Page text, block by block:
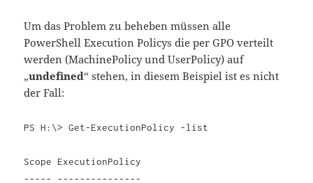
Um das Problem zu beheben müssen alle
PowerShell Execution Policys die per GPO verteilt
werden (MachinePolicy und UserPolicy) auf
„undefined“ stehen, in diesem Beispiel ist es nicht
der Fall:
PS H:\> Get-ExecutionPolicy -list
Scope ExecutionPolicy
----- ---------------